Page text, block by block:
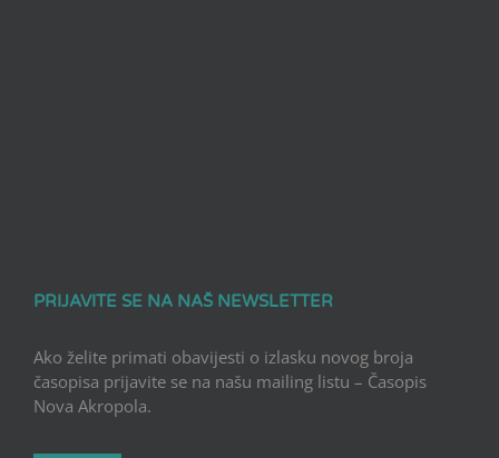
PRIJAVITE SE NA NAŠ NEWSLETTER
Ako želite primati obavijesti o izlasku novog broja
časopisa prijavite se na našu mailing listu – Časopis
Nova Akropola.